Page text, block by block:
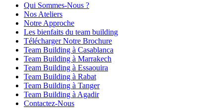
Qui Sommes-Nous ?
Nos Ateliers
Notre Approche
Les bienfaits du team building
Télécharger Notre Brochure
Team Building à Casablanca
Team Building à Marrakech
Team Building à Essaouira
Team Building à Rabat
Team Building à Tanger
Team Building à Agadir
Contactez-Nous